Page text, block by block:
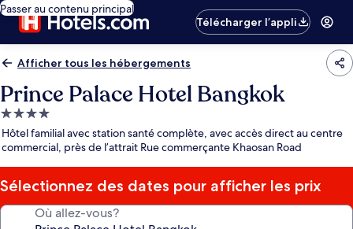
Passer au contenu principal
Télécharger l’appli
Afficher tous les hébergements
Prince Palace Hotel Bangkok
Hébergement
4.0 étoiles
Hôtel familial avec station santé complète, avec accès direct au centre
commercial, près de l’attrait Rue commerçante Khaosan Road
Sélectionnez des dates pour afficher les prix
Où allez-vous?